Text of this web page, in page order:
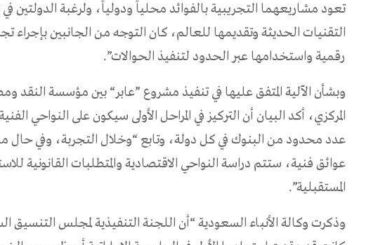
تعود مشاريعهما التجريبية بالفوائد محلياً ودولياً، ولرغبة الدولتين
التقنيات الحديثة وتقديمها للعالم، كان التوجه من الجانبين بإجراء
رقمية واستخدامها عبر الحدود لتنفيذ الحوالات”.
وبشأن الآلية المتفق عليها في تنفيذ مشروع ”عابر“ بين مؤسسة النقد
المركزي، أكد البيان أن التركيز في المراحل الأولى سيكون على النواحي
عدد محدود من البنوك في كل دولة، وتابع “وخلال التجربة، وفي حال
عوائق فنية، ستتم دراسة النواحي الاقتصادية والمتطلبات القانونية
المستقبلية”.
وذكرت وكالة الأنباء السعودية “أن اللجنة التنفيذية لمجلس التنسيق